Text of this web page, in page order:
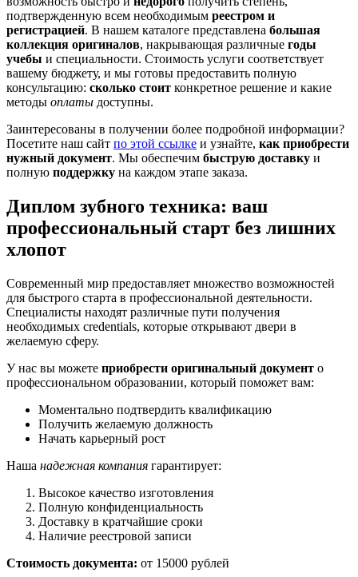
подтвержденную всем необходимым реестром и
регистрацией. В нашем каталоге представлена большая
коллекция оригиналов, накрывающая различные годы
учебы и специальности. Стоимость услуги соответствует
вашему бюджету, и мы готовы предоставить полную
консультацию: сколько стоит конкретное решение и какие
методы оплаты доступны.
Заинтересованы в получении более подробной информации?
Посетите наш сайт по этой ссылке и узнайте, как приобрести
нужный документ. Мы обеспечим быструю доставку и
полную поддержку на каждом этапе заказа.
Диплом зубного техника: ваш
профессиональный старт без лишних
хлопот
Современный мир предоставляет множество возможностей
для быстрого старта в профессиональной деятельности.
Специалисты находят различные пути получения
необходимых credentials, которые открывают двери в
желаемую сферу.
У нас вы можете приобрести оригинальный документ о
профессиональном образовании, который поможет вам:
Моментально подтвердить квалификацию
Получить желаемую должность
Начать карьерный рост
Наша надежная компания гарантирует:
Высокое качество изготовления
Полную конфиденциальность
Доставку в кратчайшие сроки
Наличие реестровой записи
Стоимость документа: от 15000 рублей